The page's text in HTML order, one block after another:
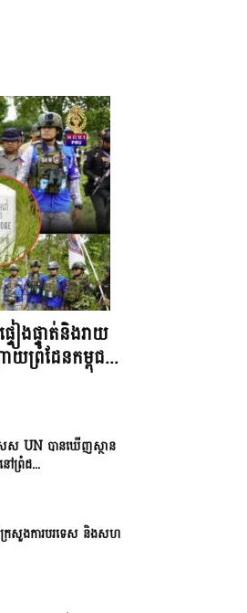
ងផ្ទាត់និងរាយ
ព្រំដែនកម្ពុជ...
ស UN បានឃើញស្ថាន
ព្រំដ...
រសួងការបរទេស និងសហ